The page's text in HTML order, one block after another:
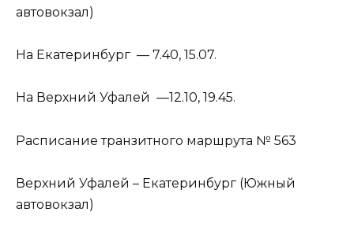
автовокзал)
На Екатеринбург — 7.40, 15.07.
На Верхний Уфалей —12.10, 19.45.
Расписание транзитного маршрута № 563
Верхний Уфалей – Екатеринбург (Южный
автовокзал)